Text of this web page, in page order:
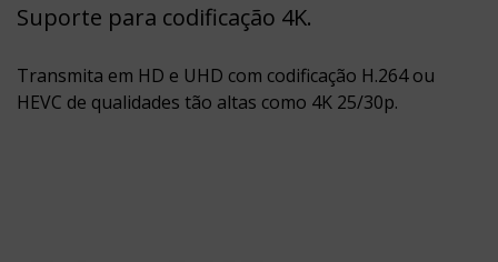
Suporte para codificação 4K.
Transmita em HD e UHD com codificação H.264 ou
HEVC de qualidades tão altas como 4K 25/30p.